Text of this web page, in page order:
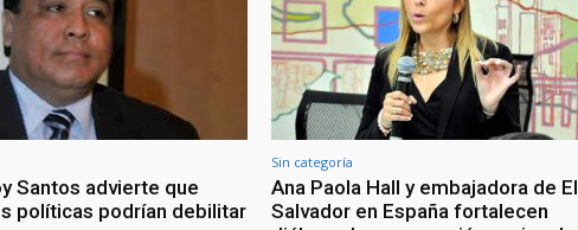
Santos advierte que
políticas podrían debilitar
Sin categoría
Ana Paola Hall y embajadora de El
Salvador en España fortalecen